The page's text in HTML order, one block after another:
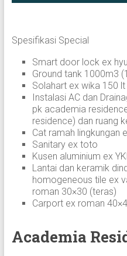
Spesifikasi Special
Smart door lock ex
Ground tank 1000m3
Solahart ex wika 150 lt
Instalasi AC dan
pk academia
residence) dan ruang
Cat ramah lingkungan
Sanitary ex toto
Kusen aluminium ex
Lantai dan keramik
homogeneous tile ex
roman 30×30 (teras)
Carport ex roman
Academia